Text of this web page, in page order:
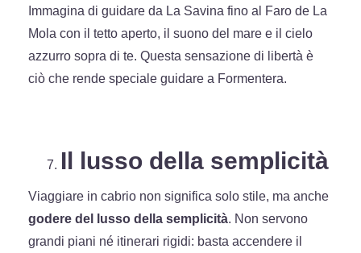
Immagina di guidare da La Savina fino al Faro de La
Mola con il tetto aperto, il suono del mare e il cielo
azzurro sopra di te. Questa sensazione di libertà è
ciò che rende speciale guidare a Formentera.
Il lusso della semplicità
Viaggiare in cabrio non significa solo stile, ma anche
godere del lusso della semplicità. Non servono
grandi piani né itinerari rigidi: basta accendere il